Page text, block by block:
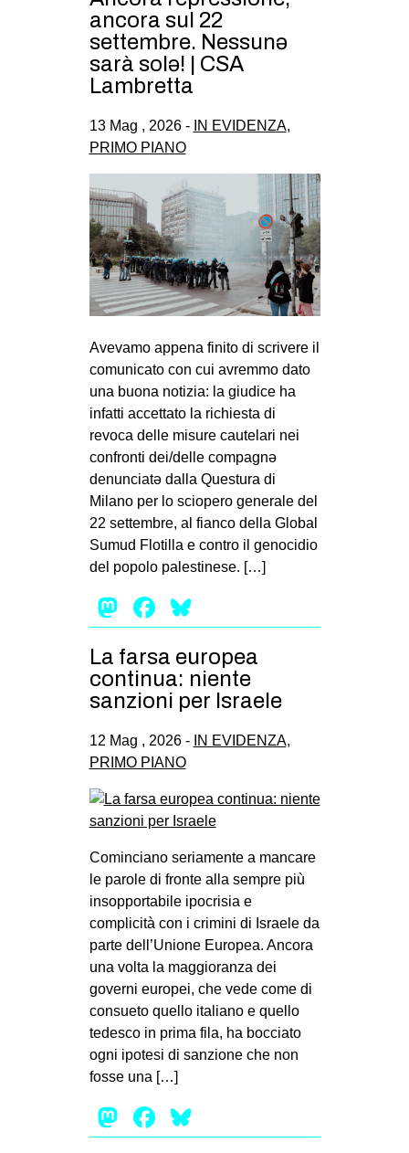
SEARCH
ancora sul 22
settembre. Nessunə
sarà solə! | CSA
Lambretta
13 Mag , 2026 - IN EVIDENZA,
PRIMO PIANO
Avevamo appena finito di scrivere il
comunicato con cui avremmo dato
una buona notizia: la giudice ha
infatti accettato la richiesta di
revoca delle misure cautelari nei
confronti dei/delle compagnə
denunciatə dalla Questura di
Milano per lo sciopero generale del
22 settembre, al fianco della Global
Sumud Flotilla e contro il genocidio
del popolo palestinese. […]
Mastodon
Facebook
La farsa europea
continua: niente
sanzioni per Israele
12 Mag , 2026 - IN EVIDENZA,
PRIMO PIANO
Cominciano seriamente a mancare
le parole di fronte alla sempre più
insopportabile ipocrisia e
complicità con i crimini di Israele da
parte dell’Unione Europea. Ancora
una volta la maggioranza dei
governi europei, che vede come di
consueto quello italiano e quello
tedesco in prima fila, ha bocciato
ogni ipotesi di sanzione che non
fosse una […]
Mastodon
Facebook